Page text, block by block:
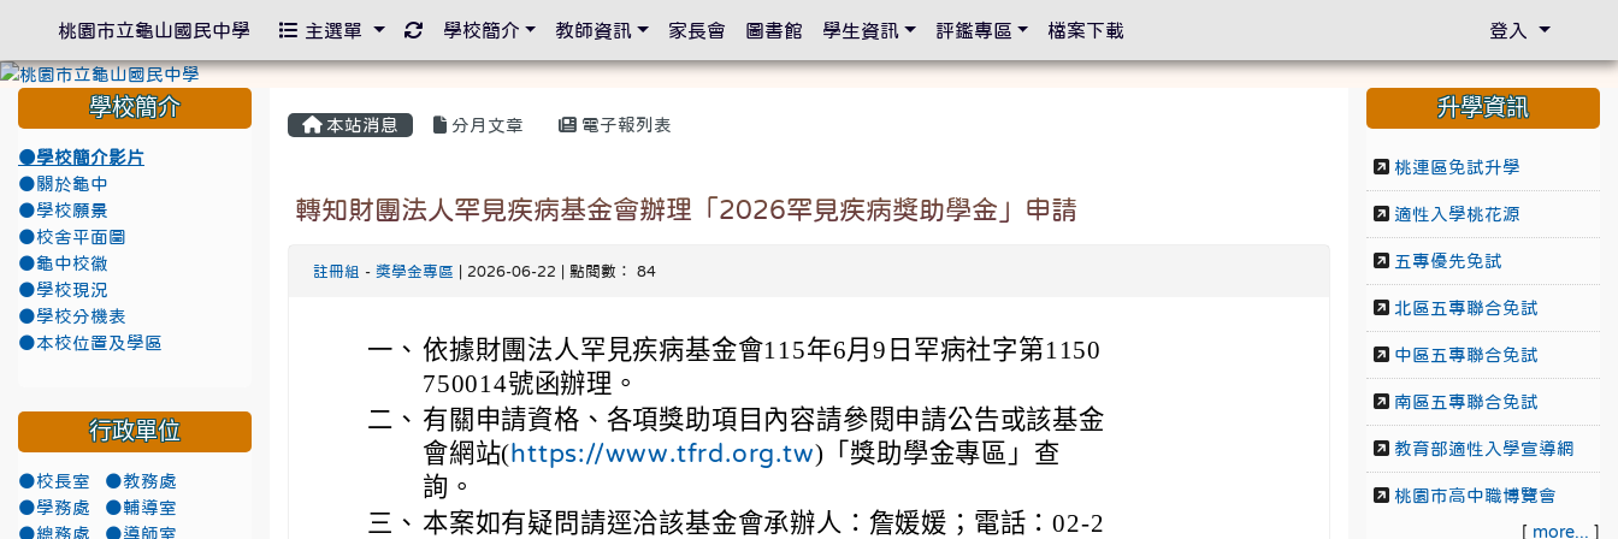
本站消息 分月文章 電子報列表
轉知財團法人罕見疾病基金會辦理「2026罕見疾病獎助學金」申請
註冊組 - 獎學金專區 | 2026-06-22 | 點閱數： 84
一、 依據財團法人罕見疾病基金會115年6月9日罕病社字第1150
750014號函辦理。
二、 有關申請資格、各項獎助項目內容請參閱申請公告或該基金
會網站(https://www.tfrd.org.tw)「獎助學金專區」查
詢。
三、 本案如有疑問請逕洽該基金會承辦人：詹媛媛；電話：02-2
學校簡介
●學校簡介影片
●關於龜中
●學校願景
●校舍平面圖
●龜中校徽
●學校現況
●學校分機表
●本校位置及學區
行政單位
●校長室
●教務處
●學務處
●輔導室
●總務處
●導師室
升學資訊
桃連區免試升學
適性入學桃花源
五專優先免試
北區五專聯合免試
中區五專聯合免試
南區五專聯合免試
教育部適性入學宣導網
桃園市高中職博覽會
[ more... ]
桃園市立龜山國民中學 主選單 重新取得佈景設定
學校簡介 教師資訊 家長會 圖書館 學生資訊 評鑑專區 檔案下載 登入